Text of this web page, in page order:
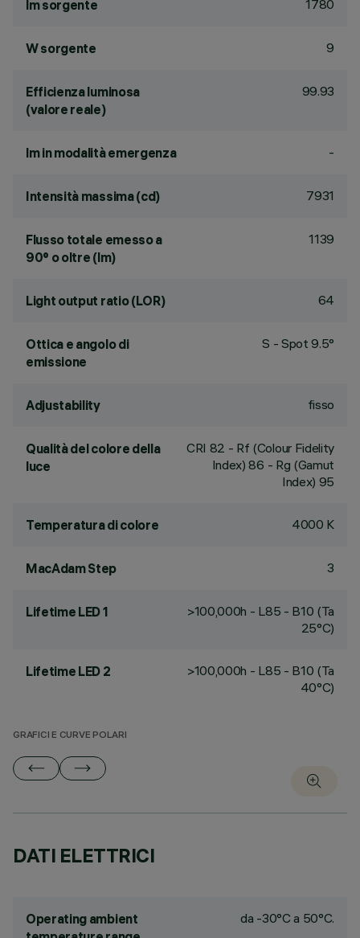
lm sorgente 1780
W sorgente 9
Efficienza luminosa
(valore reale)
99.93
lm in modalità emergenza -
Intensità massima (cd) 7931
Flusso totale emesso a
90° o oltre (lm)
1139
Light output ratio (LOR) 64
Ottica e angolo di
emissione
S - Spot 9.5°
Adjustability fisso
Qualità del colore della
luce
CRI 82 - Rf (Colour Fidelity
Index) 86 - Rg (Gamut
Index) 95
Temperatura di colore 4000 K
MacAdam Step 3
Lifetime LED 1
>100,000h - L85 - B10 (Ta
25°C)
Lifetime LED 2
>100,000h - L85 - B10 (Ta
40°C)
GRAFICI E CURVE POLARI
DATI ELETTRICI
Operating ambient
da -30°C a 50°C.